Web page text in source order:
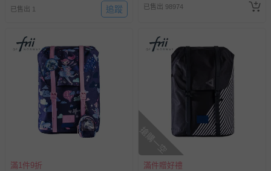
已售出 1 追蹤 已售出 98974
滿1件9折
搶購一空
滿件贈好禮